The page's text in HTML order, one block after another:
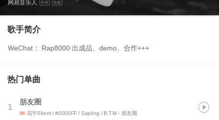
网易音乐人 作词 作曲
歌手简介
WeChat： Rap8000 出成品、demo、合作+++
热门单曲
1
朋友圈
高宇Slient / #0000FF / Sapling / B.T.M - 朋友圈